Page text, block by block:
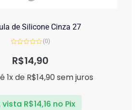
de Silicone Cinza 27
de
(0)
R$14,90
1x de R$14,90sem juros
vista R$14,16 no Pix